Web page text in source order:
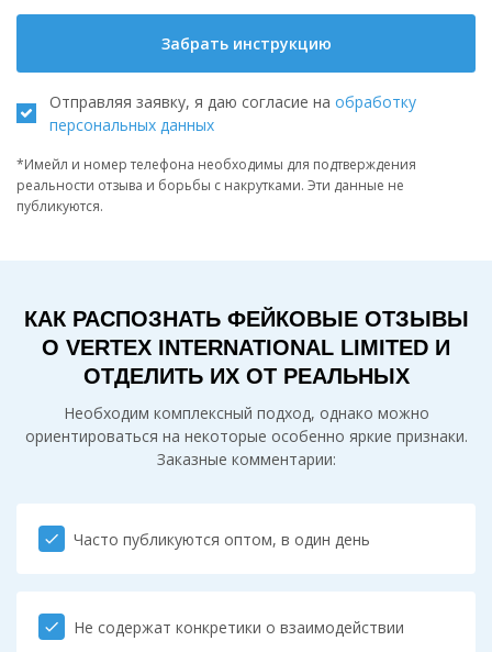
Забрать инструкцию
Отправляя заявку, я даю согласие на обработку
персональных данных
*Имейл и номер телефона необходимы для подтверждения
реальности отзыва и борьбы с накрутками. Эти данные не
публикуются.
КАК РАСПОЗНАТЬ ФЕЙКОВЫЕ ОТЗЫВЫ
О VERTEX INTERNATIONAL LIMITED И
ОТДЕЛИТЬ ИХ ОТ РЕАЛЬНЫХ
Необходим комплексный подход, однако можно
ориентироваться на некоторые особенно яркие признаки.
Заказные комментарии:
check Часто публикуются оптом, в один день
check Не содержат конкретики о взаимодействии